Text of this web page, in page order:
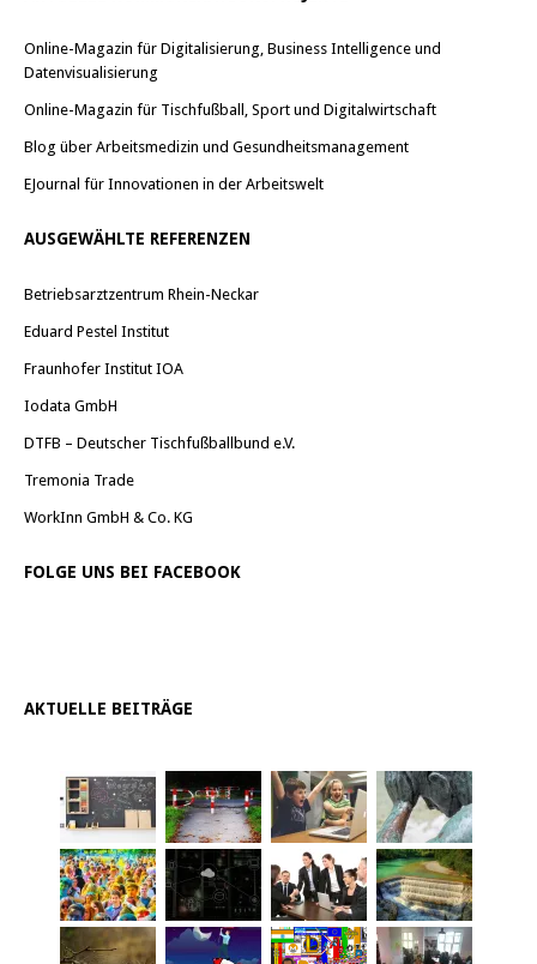
Online-Magazin für Digitalisierung, Business Intelligence und
Datenvisualisierung
Online-Magazin für Tischfußball, Sport und Digitalwirtschaft
Blog über Arbeitsmedizin und Gesundheitsmanagement
EJournal für Innovationen in der Arbeitswelt
AUSGEWÄHLTE REFERENZEN
Betriebsarztzentrum Rhein-Neckar
Eduard Pestel Institut
Fraunhofer Institut IOA
Iodata GmbH
DTFB – Deutscher Tischfußballbund e.V.
Tremonia Trade
WorkInn GmbH & Co. KG
FOLGE UNS BEI FACEBOOK
AKTUELLE BEITRÄGE